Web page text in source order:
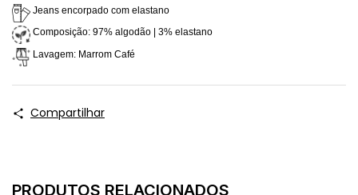
Jeans encorpado com elastano
Composição: 97% algodão | 3% elastano
Lavagem: Marrom Café
Compartilhar
PRODUTOS RELACIONADOS